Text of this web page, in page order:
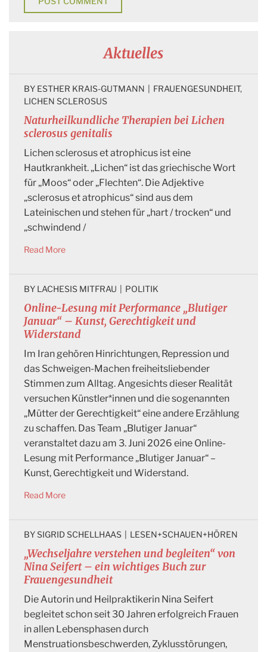
Aktuelles
Naturheilkundliche Therapien bei Lichen
sclerosus genitalis
BY ESTHER KRAIS-GUTMANN FRAUENGESUNDHEIT
LICHEN SCLEROSUS
Lichen sclerosus et atrophicus ist eine
Hautkrankheit. „Lichen“ ist das griechische Wort
für „Moos“ oder „Flechten“. Die Adjektive
„sclerosus et atrophicus“ sind aus dem
Lateinischen und stehen für „hart / trocken“ und
„schwindend /
Read More
Online-Lesung mit Performance „Blutiger
Januar“ – Kunst, Gerechtigkeit und
Widerstand
BY LACHESIS MITFRAU POLITIK
Im Iran gehören Hinrichtungen, Repression und
das Schweigen-Machen freiheitsliebender
Stimmen zum Alltag. Angesichts dieser Realität
versuchen Künstler*innen und die sogenannten
„Mütter der Gerechtigkeit“ eine andere Erzählung
zu schaffen. Das Team „Blutiger Januar“
veranstaltet dazu am 3. Juni 2026 eine Online-
Lesung mit Performance „Blutiger Januar“ –
Kunst, Gerechtigkeit und Widerstand.
Read More
„Wechseljahre verstehen und begleiten“ von
Nina Seifert – ein wichtiges Buch zur
Frauengesundheit
BY SIGRID SCHELLHAAS LESEN+SCHAUEN+HÖREN
Die Autorin und Heilpraktikerin Nina Seifert
begleitet schon seit 30 Jahren erfolgreich Frauen
in allen Lebensphasen durch
Menstruationsbeschwerden, Zyklusstörungen,